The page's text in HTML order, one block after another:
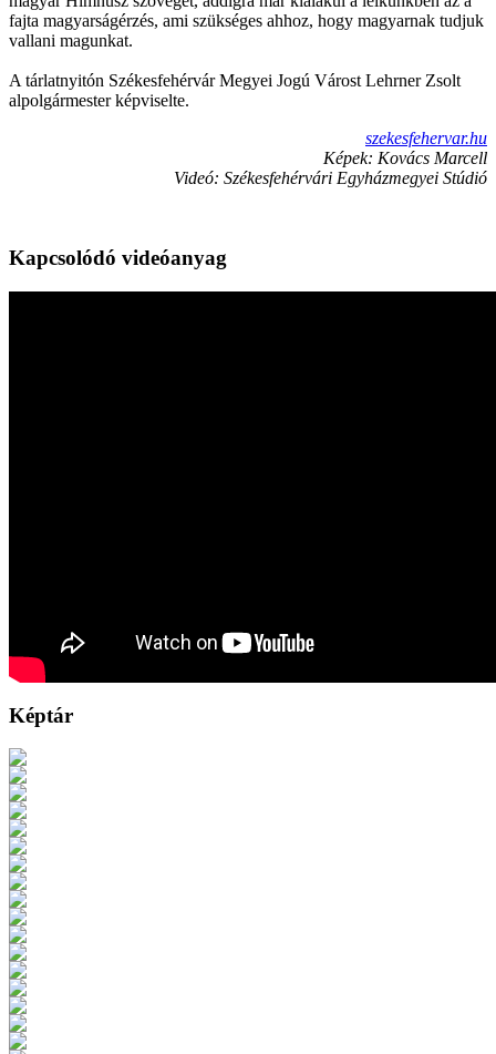
fajta magyarságérzés, ami szükséges ahhoz, hogy magyarnak tudjuk
vallani magunkat.
A tárlatnyitón Székesfehérvár Megyei Jogú Várost Lehrner Zsolt
alpolgármester képviselte.
szekesfehervar.hu
Képek: Kovács Marcell
Videó: Székesfehérvári Egyházmegyei Stúdió
Kapcsolódó videóanyag
Képtár